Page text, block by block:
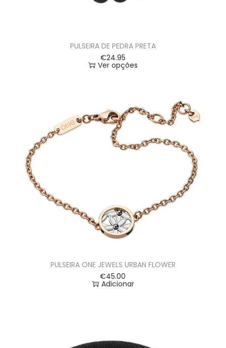
PULSEIRA DE PEDRA PRETA
€24.95
Ver opções
PULSEIRA ONE JEWELS URBAN FLOWER
€45.00
Adicionar